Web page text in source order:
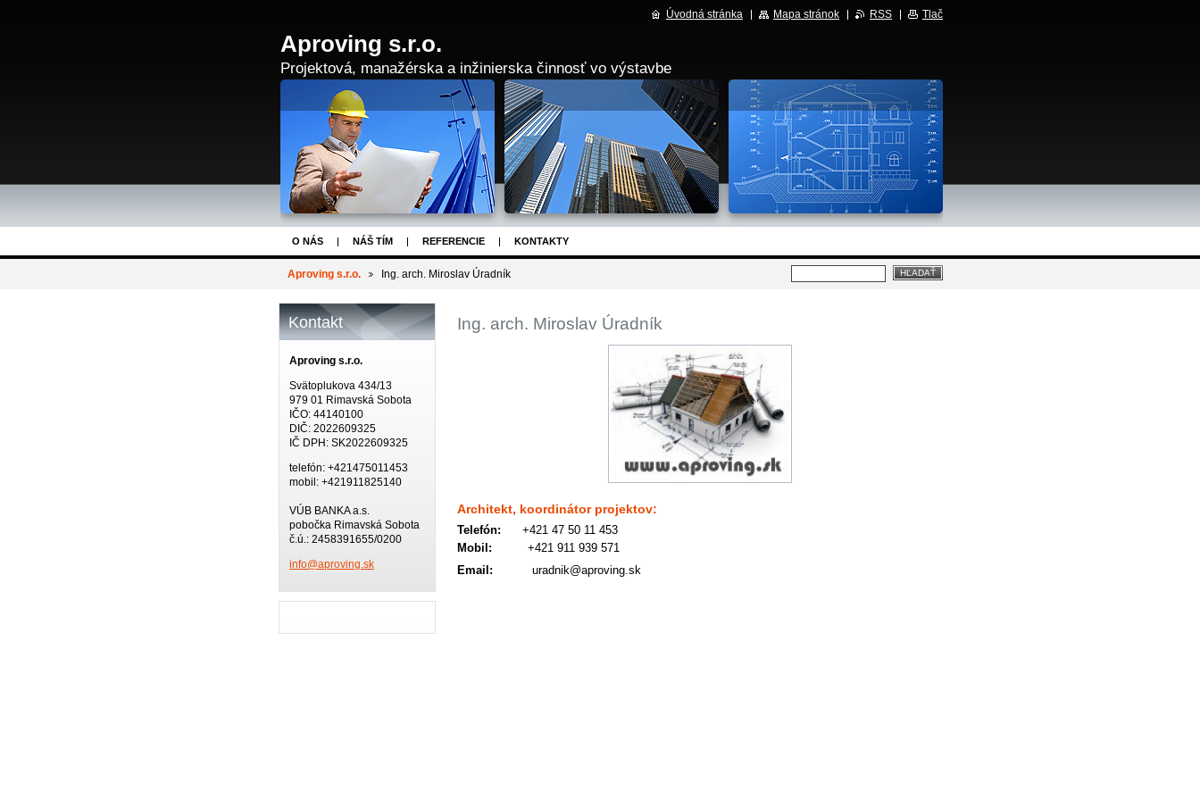
Aproving s.r.o.
Projektová, manažérska a inžinierska činnosť vo výstavbe
O NÁS NÁŠ TÍM REFERENCIE KONTAKTY
Aproving s.r.o. Ing. arch. Miroslav Úradník
Ing. arch. Miroslav Úradník
Architekt, koordinátor projektov:
Telefón: +421 47 50 11 453
Mobil: +421 911 939 571
Email: uradnik@aproving.sk
Kontakt
Aproving s.r.o.
Svätoplukova 434/13
979 01 Rimavská Sobota
IČO: 44140100
DIČ: 2022609325
IČ DPH: SK2022609325
telefón: +421475011453
mobil: +421911825140
VÚB BANKA a.s.
pobočka Rimavská Sobota
č.ú.: 2458391655/0200
info@aproving.sk
Úvodná stránka Mapa stránok RSS Tlač